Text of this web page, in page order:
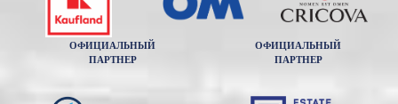
ОФИЦИАЛЬНЫЙ
ПАРТНЕР
ОФИЦИАЛЬНЫЙ
ПАРТНЕР